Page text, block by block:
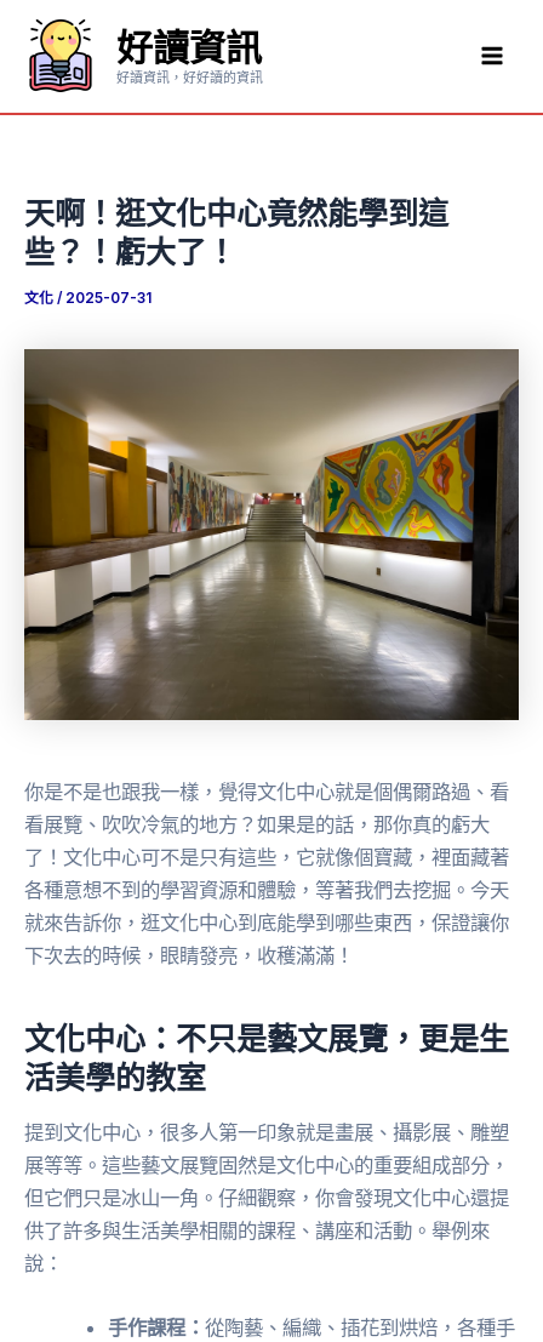
要
好讀資訊
好讀資訊，好好讀的資訊
天啊！逛文化中心竟然能學到這
些？！虧大了！
文化 / 2025-07-31
你是不是也跟我一樣，覺得文化中心就是個偶爾路過、看
看展覽、吹吹冷氣的地方？如果是的話，那你真的虧大
了！文化中心可不是只有這些，它就像個寶藏，裡面藏著
各種意想不到的學習資源和體驗，等著我們去挖掘。今天
就來告訴你，逛文化中心到底能學到哪些東西，保證讓你
下次去的時候，眼睛發亮，收穫滿滿！
文化中心：不只是藝文展覽，更是生
活美學的教室
提到文化中心，很多人第一印象就是畫展、攝影展、雕塑
展等等。這些藝文展覽固然是文化中心的重要組成部分，
但它們只是冰山一角。仔細觀察，你會發現文化中心還提
供了許多與生活美學相關的課程、講座和活動。舉例來
說：
手作課程：從陶藝、編織、插花到烘焙，各種手